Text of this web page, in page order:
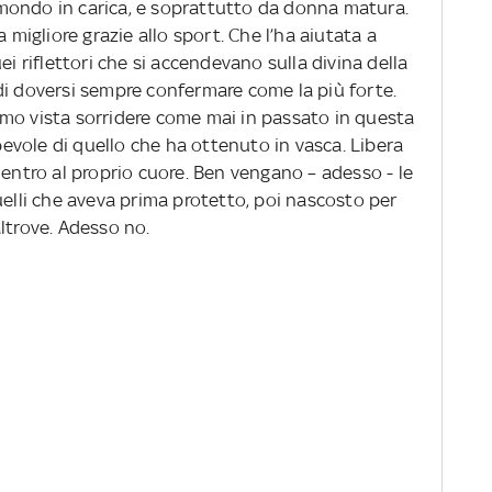
in carica, e soprattutto da donna matura.
grazie allo sport. Che l’ha aiutata a
riflettori che si accendevano sulla divina della
doversi sempre confermare come la più forte.
vista sorridere come mai in passato in questa
di quello che ha ottenuto in vasca. Libera
al proprio cuore. Ben vengano – adesso - le
che aveva prima protetto, poi nascosto per
Adesso no.